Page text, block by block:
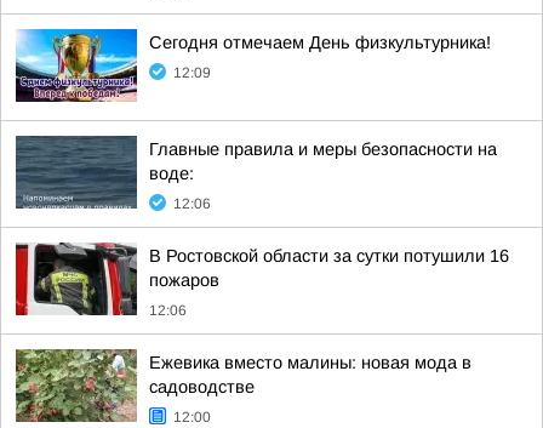
Сегодня отмечаем День физкультурника!
12:09
Главные правила и меры безопасности на
воде:
12:06
В Ростовской области за сутки потушили 16
пожаров
12:06
Ежевика вместо малины: новая мода в
садоводстве
12:00